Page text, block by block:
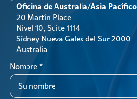
Oficina de Australia/Asia Pacífico
20 Martín Place
Nivel 10, Suite 1114
Sídney Nueva Gales del Sur 2000
Australia
Nombre*